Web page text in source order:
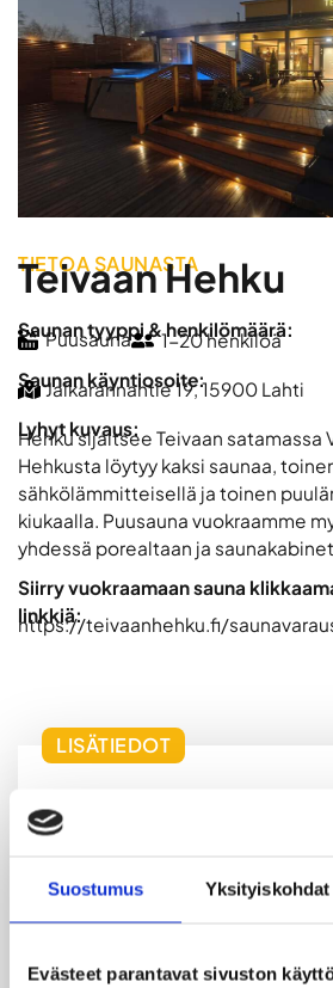
Suostumus Yksityiskohdat
Evästeet parantavat sivuston
TIETOA SAUNASTA
Teivaan Hehku
Saunan tyyppi & henkilömäärä:
Puusauna
1-20 henkilöä
Saunan käyntiosoite:
Jalkarannantie 19, 15900 Lahti
Lyhyt kuvaus:
Hehku sijaitsee Teivaan satamassa
Hehkusta löytyy kaksi saunaa,
sähkölämmitteisellä ja toinen
kiukaalla. Puusauna vuokraamme
yhdessä porealtaan ja
Siirry vuokraamaan sauna
linkkiä:
https://teivaanhehku.fi/
LISÄTIEDOT
Saunamaailma Lahdessa –
Rentoudu ja nauti luonnon
rannalla. Meillä pääset
perinteisen puusaunan päivittäin,